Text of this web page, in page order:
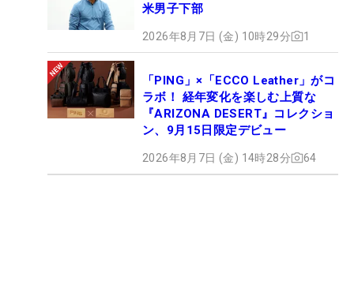
米男子下部
2026年8月7日 (金) 10時29分 1
「PING」×「ECCO Leather」がコ
ラボ！ 経年変化を楽しむ上質な
『ARIZONA DESERT』コレクショ
ン、9月15日限定デビュー
2026年8月7日 (金) 14時28分 64